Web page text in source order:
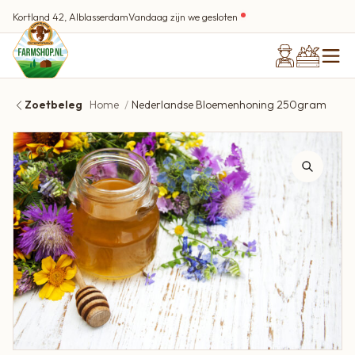
Kortland 42, AlblasserdamVandaag zijn we gesloten
Zoetbeleg Home Nederlandse Bloemenhoning 250gram